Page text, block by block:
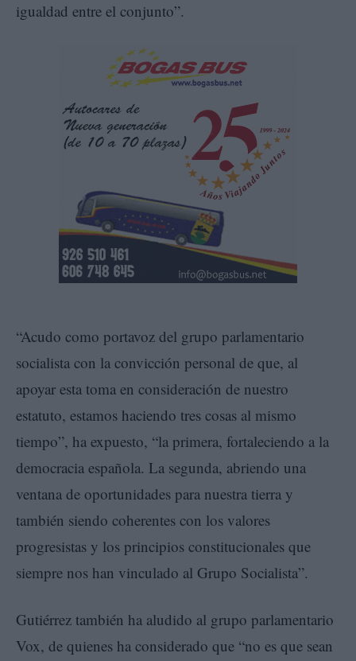
igualdad entre el conjunto”.
“Acudo como portavoz del grupo parlamentario
socialista con la convicción personal de que, al
apoyar esta toma en consideración de nuestro
estatuto, estamos haciendo tres cosas al mismo
tiempo”, ha expuesto, “la primera, fortaleciendo a la
democracia española. La segunda, abriendo una
ventana de oportunidades para nuestra tierra y
también siendo coherentes con los valores
progresistas y los principios constitucionales que
siempre nos han vinculado al Grupo Socialista”.
Gutiérrez también ha aludido al grupo parlamentario
Vox, de quienes ha considerado que “no es que sean